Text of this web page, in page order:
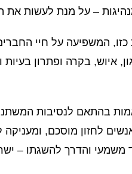
– על מנת לעשות את
כזו, המשפיעה על חיי
איוש, בקרה ופתרון בעיות
בהתאם לנסיבות
לחזון מוסכם,
משמעי והדרך להשגתו –